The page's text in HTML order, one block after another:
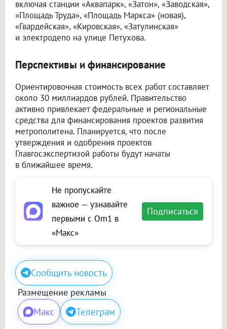
включая станции «Аквапарк», «Затон», «Заводская»,
«Площадь Труда», «Площадь Маркса» (новая),
«Гвардейская», «Кировская», «Затулинская»
и электродепо на улице Петухова.
Перспективы и финансирование
Ориентировочная стоимость всех работ составляет
около 30 миллиардов рублей. Правительство
активно привлекает федеральные и региональные
средства для финансирования проектов развития
метрополитена. Планируется, что после
утверждения и одобрения проектов
Главгосэкспертизой работы будут начаты
в ближайшее время.
Не пропускайте
важное — узнавайте
первыми с Om1 в
«Макс»
Подписаться
Сообщить новость
Размещение рекламы
Макс Телеграм